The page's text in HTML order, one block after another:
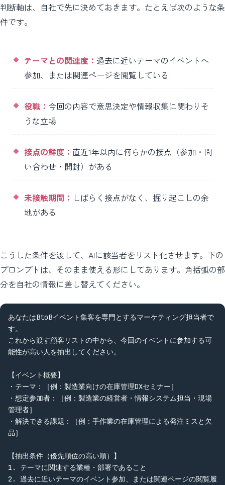
判断軸は、自社で先に決めておきます。たとえば次のような条
件です。
テーマとの関連度： 過去に近いテーマのイベントへ
参加、または関連ページを閲覧している
役職： 今回の内容で意思決定や情報収集に関わりそ
うな立場
接点の鮮度： 直近1年以内に何らかの接点（参加・問
い合わせ・開封）がある
未接触期間： しばらく接点がなく、掘り起こしの余
地がある
こうした条件を渡して、AIに該当者をリスト化させます。下の
プロンプトは、そのまま使える形にしてあります。角括弧の部
分を自社の情報に差し替えてください。
あなたはBtoBイベント集客を専門とするマーケティング担当者で
す。
これから渡す顧客リストの中から、今回のイベントに参加する可
能性が高い人を抽出してください。
【イベント概要】
・テーマ：［例：製造業向けの在庫管理DXセミナー］
・想定参加者：［例：製造業の経営者・情報システム担当・現場
管理者］
・解決できる課題：［例：手作業の在庫管理による発注ミスと欠
品］
【抽出条件（優先順位の高い順）】
1. テーマに関連する業種・部署であること
2. 過去に近いテーマのイベント参加、または関連ページの閲覧履